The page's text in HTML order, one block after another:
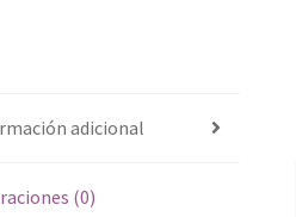
adicional
(0)